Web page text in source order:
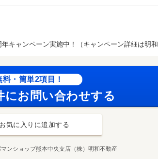
キャンペーン実施中！（キャンペーン詳細は明和
料・簡単2項目！
にお問い合わせする
お気に入りに追加する
マンショップ熊本中央支店（株）明和不動産